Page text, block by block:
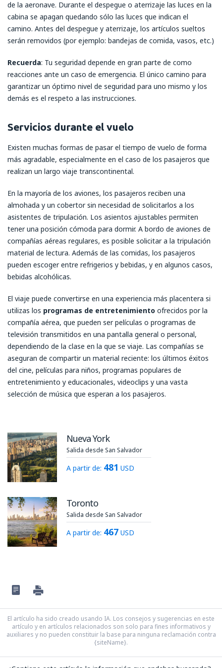
de la aeronave. Durante el despegue o aterrizaje las luces en la
cabina se apagan quedando sólo las luces que indican el
camino. Antes del despegue y aterrizaje, los artículos sueltos
serán removidos (por ejemplo: bandejas de comida, vasos, etc.)
Recuerda: Tu seguridad depende en gran parte de como
reacciones ante un caso de emergencia. El único camino para
garantizar un óptimo nivel de seguridad para uno mismo y los
demás es el respeto a las instrucciones.
Servicios durante el vuelo
Existen muchas formas de pasar el tiempo de vuelo de forma
más agradable, especialmente en el caso de los pasajeros que
realizan un largo viaje transcontinental.
En la mayoría de los aviones, los pasajeros reciben una
almohada y un cobertor sin necesidad de solicitarlos a los
asistentes de tripulación. Los asientos ajustables permiten
tener una posición cómoda para dormir. A bordo de aviones de
compañías aéreas regulares, es posible solicitar a la tripulación
material de lectura. Además de las comidas, los pasajeros
pueden escoger entre refrigerios y bebidas, y en algunos casos,
bebidas alcohólicas.
El viaje puede convertirse en una experiencia más placentera si
utilizas los programas de entretenimiento ofrecidos por la
compañía aérea, que pueden ser películas o programas de
televisión transmitidos en una pantalla general o personal,
dependiendo de la clase en la que se viaje. Las compañías se
aseguran de compartir un material reciente: los últimos éxitos
del cine, películas para niños, programas populares de
entretenimiento y educacionales, videoclips y una vasta
selección de música que esperan a los pasajeros.
Nueva York
Salida desde San Salvador
A partir de: 481 USD
Toronto
Salida desde San Salvador
A partir de: 467 USD
El artículo ha sido creado usando IA. Los consejos y sugerencias en este
artículo y en artículos relacionados son solo para fines informativos y
auxiliares y no pueden constituir la base para ninguna reclamación contra
{siteName}.